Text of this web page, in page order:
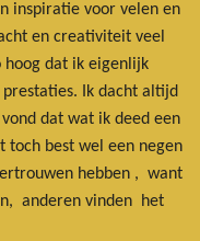
inspiratie voor velen en
en creativiteit veel
hoog dat ik eigenlijk
Ik dacht altijd
dat wat ik deed een
toch best wel een negen
hebben , want
anderen vinden het